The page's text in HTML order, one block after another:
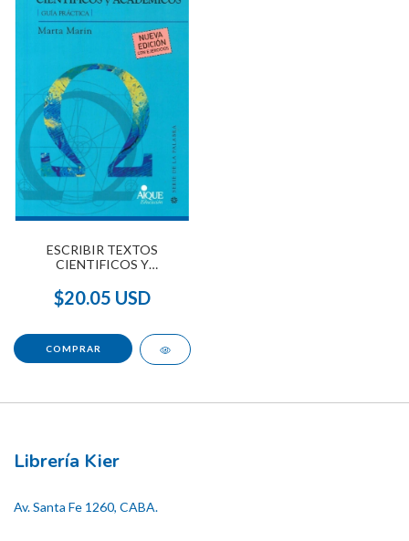
ESCRIBIR TEXTOS
CIENTIFICOS Y
$20.05 USD
Librería Kier
Av. Santa Fe 1260, CABA.